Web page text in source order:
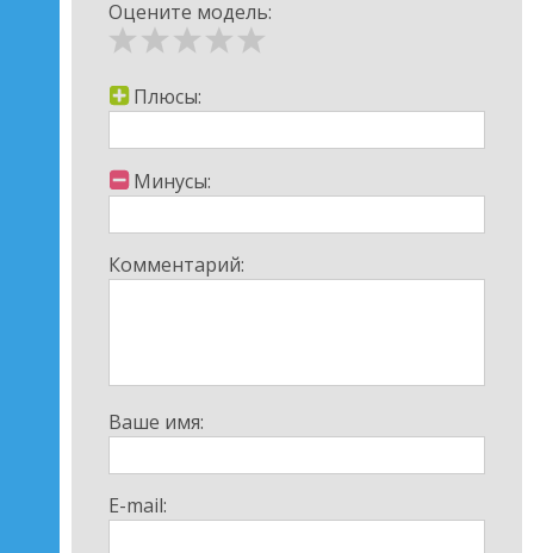
Оцените модель:
Плюсы:
Минусы:
Комментарий:
Ваше имя:
E-mail: